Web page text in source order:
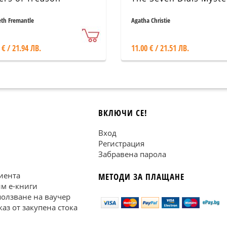
Fremantle
€ / 21.94 ЛВ.
Agatha Christie
11.00 € / 21.51 ЛВ.
е-книги
на ваучер
от закупена стока
ВКЛЮЧИ СЕ!
Вход
Регистрация
Забравена парола
МЕТОДИ ЗА ПЛАЩАНЕ